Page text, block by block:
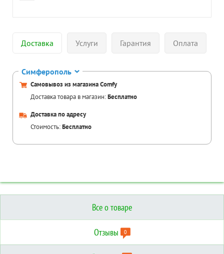
Доставка Услуги Гарантия Оплата
Симферополь
Самовывоз из магазина Comfy
Доставка товара в магазин:Бесплатно
Доставка по адресу
Стоимость:Бесплатно
Все о товаре
Отзывы 0